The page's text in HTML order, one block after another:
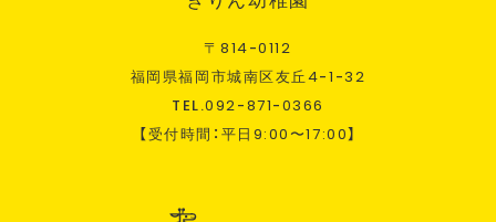
〒814-0112
福岡県福岡市城南区友丘4-1 -32
TEL.092-871-0366
【受付時間：平日 9:00〜17:00】